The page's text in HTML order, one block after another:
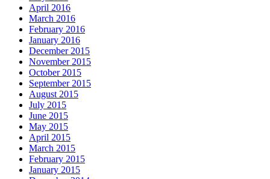
April 2016
March 2016
February 2016
January 2016
December 2015
November 2015
October 2015
September 2015
August 2015
July 2015
June 2015
May 2015
April 2015
March 2015
February 2015
January 2015